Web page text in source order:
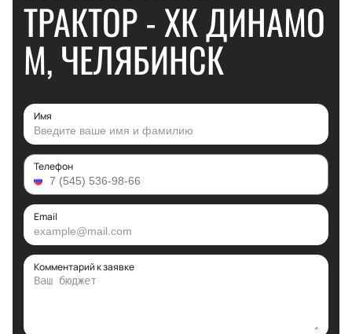
ТРАКТОР - ХК ДИНАМО
М, ЧЕЛЯБИНСК
Имя
Телефон
Email
Комментарий к заявке